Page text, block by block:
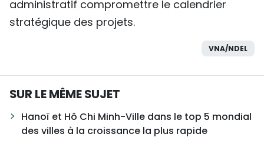
administratif compromettre le calendrier
stratégique des projets.
VNA/NDEL
SUR LE MÊME SUJET
Hanoï et Hô Chi Minh-Ville dans le top 5 mondial
des villes à la croissance la plus rapide